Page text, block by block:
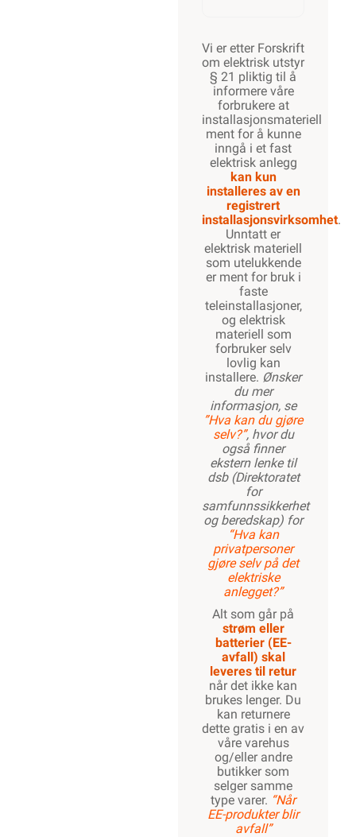
Vi er etter Forskrift
om elektrisk utstyr
§ 21 pliktig til å
informere våre
forbrukere at
installasjonsmateriell
ment for å kunne
inngå i et fast
elektrisk anlegg
kan kun
installeres av en
registrert
installasjonsvirksomhet.
Unntatt er
elektrisk materiell
som utelukkende
er ment for bruk i
faste
teleinstallasjoner,
og elektrisk
materiell som
forbruker selv
lovlig kan
installere. Ønsker
du mer
informasjon, se
”Hva kan du gjøre
selv?”, hvor du
også finner
ekstern lenke til
dsb (Direktoratet
for
samfunnssikkerhet
og beredskap) for
“Hva kan
privatpersoner
gjøre selv på det
elektriske
anlegget?”
Alt som går på
strøm eller
batterier (EE-
avfall) skal
leveres til retur
når det ikke kan
brukes lenger. Du
kan returnere
dette gratis i en av
våre varehus
og/eller andre
butikker som
selger samme
type varer. “Når
EE-produkter blir
avfall”